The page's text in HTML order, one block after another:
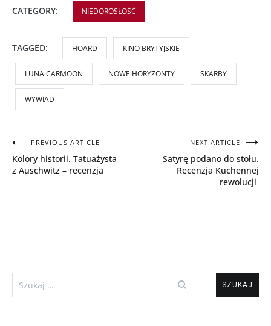
CATEGORY: NIEDOROSŁOŚĆ
TAGGED: HOARD KINO BRYTYJSKIE
LUNA CARMOON NOWE HORYZONTY SKARBY
WYWIAD
Nawigacja
wpisu
PREVIOUS ARTICLE
Kolory historii. Tatuażysta
z Auschwitz – recenzja
NEXT ARTICLE
Satyrę podano do stołu.
Recenzja Kuchennej
rewolucji
Szukaj: